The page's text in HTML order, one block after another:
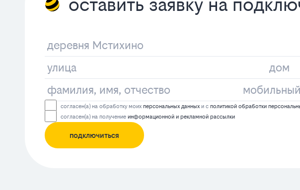
оставить заявку на
согласен(а) на обработку моихперсональных данных и сполитикой обработки
согласен(а) на получениеинформационной и рекламной рассылки
подключиться